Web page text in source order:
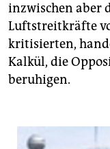
inzwischen aber
Luftstreitkräfte
kritisierten,
Kalkül, die
beruhigen.